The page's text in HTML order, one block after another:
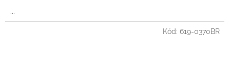
...
Kód: 619-0370BR